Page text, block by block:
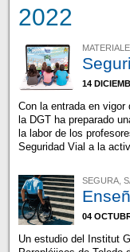
2022
14
Con la entrada en
la DGT ha preparado
la labor de los
Seguridad Vial a la
SEGURA,
04
Un estudio del Institut